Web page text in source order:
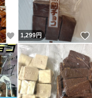
いいね！
1,299円